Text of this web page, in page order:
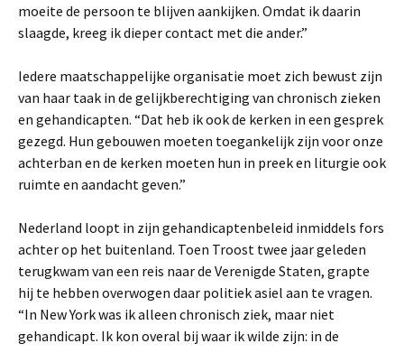
moeite de persoon te blijven aankijken. Omdat ik daarin
slaagde, kreeg ik dieper contact met die ander.”
Iedere maatschappelijke organisatie moet zich bewust zijn
van haar taak in de gelijkberechtiging van chronisch zieken
en gehandicapten. “Dat heb ik ook de kerken in een gesprek
gezegd. Hun gebouwen moeten toegankelijk zijn voor onze
achterban en de kerken moeten hun in preek en liturgie ook
ruimte en aandacht geven.”
Nederland loopt in zijn gehandicaptenbeleid inmiddels fors
achter op het buitenland. Toen Troost twee jaar geleden
terugkwam van een reis naar de Verenigde Staten, grapte
hij te hebben overwogen daar politiek asiel aan te vragen.
“In New York was ik alleen chronisch ziek, maar niet
gehandicapt. Ik kon overal bij waar ik wilde zijn: in de